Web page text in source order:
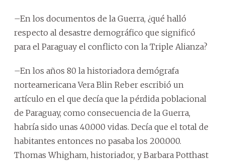
–En los documentos de la Guerra, ¿qué halló
respecto al desastre demográfico que significó
para el Paraguay el conflicto con la Triple Alianza?
–En los años 80 la historiadora demógrafa
norteamericana Vera Blin Reber escribió un
artículo en el que decía que la pérdida poblacional
de Paraguay, como consecuencia de la Guerra,
habría sido unas 40.000 vidas. Decía que el total de
habitantes entonces no pasaba los 200.000.
Thomas Whigham, historiador, y Barbara Potthast